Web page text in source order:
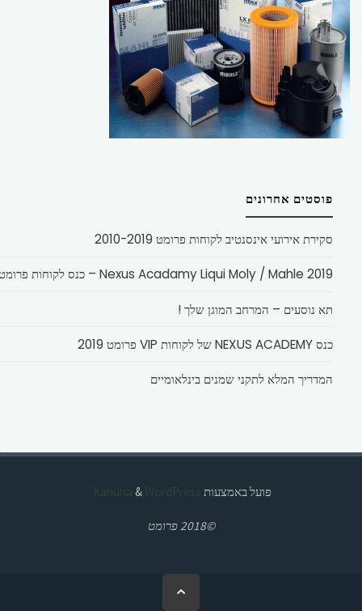
פוסטים אחרונים
סקירת אירועי אינסנטיב לקוחות פרומט 2010-2019
Nexus Acadamy Liqui Moly / Mahle 2019 – כנס לקוחות פרומט
תא נוסעים – המרחב המוגן שלך !
כנס NEXUS ACADEMY של לקוחות VIP פרומט 2019
המדריך המלא לתקני שמנים בינלאומיים
פועל באמצעות & WordPress.
©2018 פרומט
בחזרה